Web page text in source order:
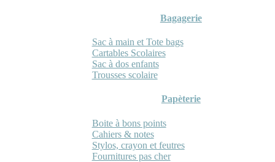
Bagagerie
Sac à main et Tote bags
Cartables Scolaires
Sac à dos enfants
Trousses scolaire
Papèterie
Boite à bons points
Cahiers & notes
Stylos, crayon et feutres
Fournitures pas cher